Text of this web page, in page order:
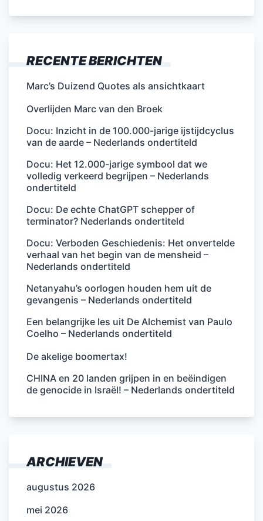
RECENTE BERICHTEN
Marc’s Duizend Quotes als ansichtkaart
Overlijden Marc van den Broek
Docu: Inzicht in de 100.000-jarige ijstijdcyclus
van de aarde – Nederlands ondertiteld
Docu: Het 12.000-jarige symbool dat we
volledig verkeerd begrijpen – Nederlands
ondertiteld
Docu: De echte ChatGPT schepper of
terminator? Nederlands ondertiteld
Docu: Verboden Geschiedenis: Het onvertelde
verhaal van het begin van de mensheid –
Nederlands ondertiteld
Netanyahu’s oorlogen houden hem uit de
gevangenis – Nederlands ondertiteld
Een belangrijke les uit De Alchemist van Paulo
Coelho – Nederlands ondertiteld
De akelige boomertax!
CHINA en 20 landen grijpen in en beëindigen
de genocide in Israël! – Nederlands ondertiteld
ARCHIEVEN
augustus 2026
mei 2026